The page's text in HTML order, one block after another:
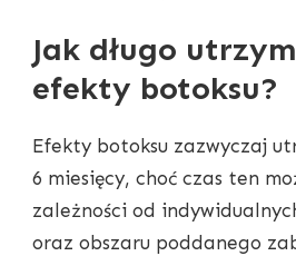
Jak długo
efekty botoksu?
Efekty botoksu zazwyczaj
6 miesięcy, choć czas ten
zależności od
oraz obszaru poddanego